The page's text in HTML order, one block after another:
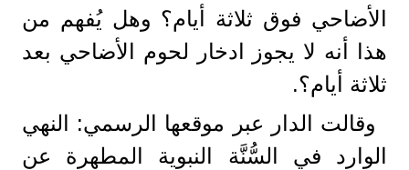
الأضاحي فوق ثلاثة أيام؟ وهل يُفهم من
هذا أنه لا يجوز ادخار لحوم الأضاحي بعد
ثلاثة أيام؟.
وقالت الدار عبر موقعها الرسمي: النهي
الوارد في السُّنَّة النبوية المطهرة عن